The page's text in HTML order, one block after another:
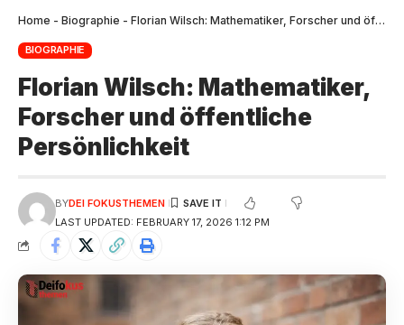
Home - Biographie - Florian Wilsch: Mathematiker, Forscher und öffentliche Persönlichkeit
BIOGRAPHIE
Florian Wilsch: Mathematiker,
Forscher und öffentliche
Persönlichkeit
LAST UPDATED: FEBRUARY 17, 2026 1:12 PM
BYDEI FOKUSTHEMEN